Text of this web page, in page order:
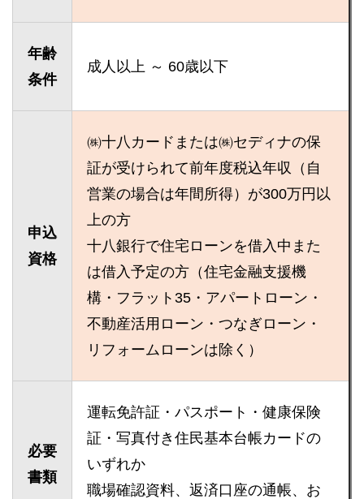
年齢
条件
成人以上 ～ 60歳以下
申込
資格
㈱十八カードまたは㈱セディナの保
証が受けられて前年度税込年収（自
営業の場合は年間所得）が300万円以
上の方
十八銀行で住宅ローンを借入中また
は借入予定の方（住宅金融支援機
構・フラット35・アパートローン・
不動産活用ローン・つなぎローン・
リフォームローンは除く）
必要
書類
運転免許証・パスポート・健康保険
証・写真付き住民基本台帳カードの
いずれか
職場確認資料、返済口座の通帳、お